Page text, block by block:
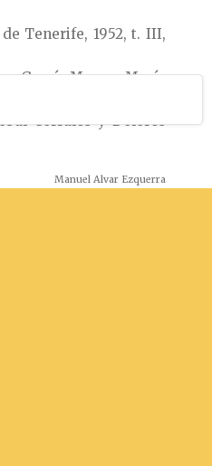
Tenerife, 1952, t. III,
García Manga, María
Corrales y Dolores
Manuel Alvar Ezquerra